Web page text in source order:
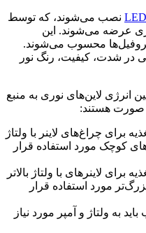
LED نصب می‌شوند، که توسط
عرضه می‌شوند. این
پروفیل‌ها محسوب می‌شوند.
در شدت، کیفیت، رنگ نور
انرژی لاین‌های نوری به منبع
صورت هستند:
برای چراغ‌های لاینر با ولتاژ
کوچک مورد استفاده قرار
برای لاینرهای با ولتاژ بالاتر
مورد استفاده قرار
به ولتاژ و آمپر مورد نیاز